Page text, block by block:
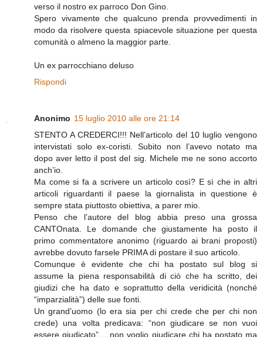
verso il nostro ex parroco Don Gino.
Spero vivamente che qualcuno prenda provvedimenti in
modo da risolvere questa spiacevole situazione per questa
comunità o almeno la maggior parte.
Un ex parrocchiano deluso
Rispondi
Anonimo 15 luglio 2010 alle ore 21:14
STENTO A CREDERCI!!! Nell’articolo del 10 luglio vengono
intervistati solo ex-coristi. Subito non l’avevo notato ma
dopo aver letto il post del sig. Michele me ne sono accorto
anch’io.
Ma come si fa a scrivere un articolo così? E sì che in altri
articoli riguardanti il paese la giornalista in questione è
sempre stata piuttosto obiettiva, a parer mio.
Penso che l’autore del blog abbia preso una grossa
CANTOnata. Le domande che giustamente ha posto il
primo commentatore anonimo (riguardo ai brani proposti)
avrebbe dovuto farsele PRIMA di postare il suo articolo.
Comunque è evidente che chi ha postato sul blog si
assume la piena responsabilità di ciò che ha scritto, dei
giudizi che ha dato e soprattutto della veridicità (nonché
“imparzialità”) delle sue fonti.
Un grand’uomo (lo era sia per chi crede che per chi non
crede) una volta predicava: “non giudicare se non vuoi
essere giudicato”… non voglio giudicare chi ha postato ma